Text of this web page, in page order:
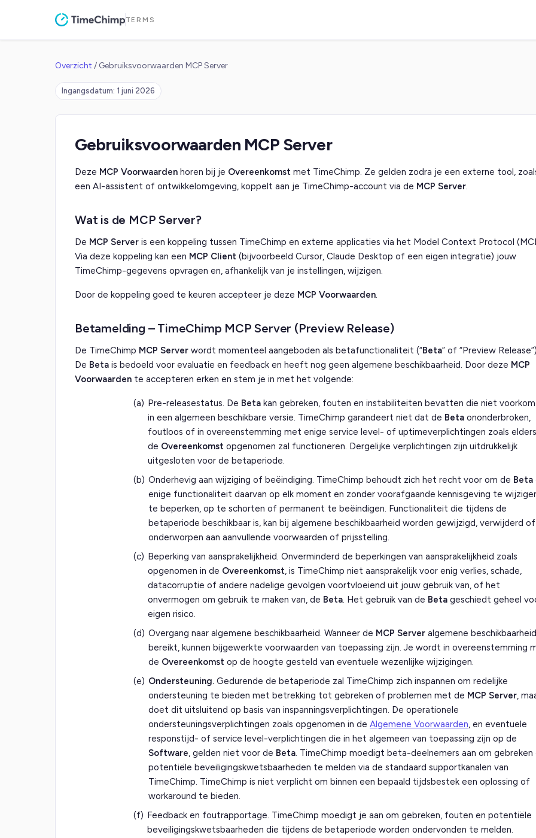
TERMS
Overzicht / Gebruiksvoorwaarden MCP Server
Ingangsdatum: 1 juni 2026
Gebruiksvoorwaarden MCP Server
Deze MCP Voorwaarden horen bij je Overeenkomst met TimeChimp. Ze gelden zodra je een externe tool,
een AI-assistent of ontwikkelomgeving, koppelt aan je TimeChimp-account via de MCP Server.
Wat is de MCP Server?
De MCP Server is een koppeling tussen TimeChimp en externe applicaties via het Model Context Protocol
Via deze koppeling kan een MCP Client (bijvoorbeeld Cursor, Claude Desktop of een eigen integratie) jouw
TimeChimp-gegevens opvragen en, afhankelijk van je instellingen, wijzigen.
Door de koppeling goed te keuren accepteer je deze MCP Voorwaarden.
Betamelding – TimeChimp MCP Server (Preview Release)
De TimeChimp MCP Server wordt momenteel aangeboden als betafunctionaliteit (“Beta” of “Preview
De Beta is bedoeld voor evaluatie en feedback en heeft nog geen algemene beschikbaarheid. Door deze MCP
Voorwaarden te accepteren erken en stem je in met het volgende:
(a) Pre-releasestatus. De Beta kan gebreken, fouten en instabiliteiten bevatten die niet
in een algemeen beschikbare versie. TimeChimp garandeert niet dat de Beta ononderbroken,
foutloos of in overeenstemming met enige service level- of uptimeverplichtingen zoals
de Overeenkomst opgenomen zal functioneren. Dergelijke verplichtingen zijn uitdrukkelijk
uitgesloten voor de betaperiode.
(b) Onderhevig aan wijziging of beëindiging. TimeChimp behoudt zich het recht voor om de Beta
enige functionaliteit daarvan op elk moment en zonder voorafgaande kennisgeving te
te beperken, op te schorten of permanent te beëindigen. Functionaliteit die tijdens de
betaperiode beschikbaar is, kan bij algemene beschikbaarheid worden gewijzigd, verwijderd of
onderworpen aan aanvullende voorwaarden of prijsstelling.
(c) Beperking van aansprakelijkheid. Onverminderd de beperkingen van aansprakelijkheid zoals
opgenomen in de Overeenkomst, is TimeChimp niet aansprakelijk voor enig verlies, schade,
datacorruptie of andere nadelige gevolgen voortvloeiend uit jouw gebruik van, of het
onvermogen om gebruik te maken van, de Beta. Het gebruik van de Beta geschiedt geheel
eigen risico.
(d) Overgang naar algemene beschikbaarheid. Wanneer de MCP Server algemene beschikbaarheid
bereikt, kunnen bijgewerkte voorwaarden van toepassing zijn. Je wordt in overeenstemming
de Overeenkomst op de hoogte gesteld van eventuele wezenlijke wijzigingen.
(e) Ondersteuning. Gedurende de betaperiode zal TimeChimp zich inspannen om redelijke
ondersteuning te bieden met betrekking tot gebreken of problemen met de MCP Server,
doet dit uitsluitend op basis van inspanningsverplichtingen. De operationele
ondersteuningsverplichtingen zoals opgenomen in de Algemene Voorwaarden, en eventuele
responstijd- of service level-verplichtingen die in het algemeen van toepassing zijn op de
Software, gelden niet voor de Beta. TimeChimp moedigt beta-deelnemers aan om gebreken
potentiële beveiligingskwetsbaarheden te melden via de standaard supportkanalen van
TimeChimp. TimeChimp is niet verplicht om binnen een bepaald tijdsbestek een oplossing of
workaround te bieden.
(f) Feedback en foutrapportage. TimeChimp moedigt je aan om gebreken, fouten en potentiële
beveiligingskwetsbaarheden die tijdens de betaperiode worden ondervonden te melden.